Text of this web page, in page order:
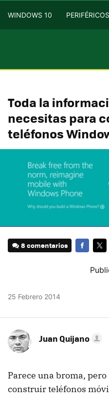
WINDOWS 10 PERIFÉRICOS
Toda la
necesitas para
teléfonos
8 comentarios
25 Febrero 2014
Juan Quijano
Parece una broma,
construir teléfonos